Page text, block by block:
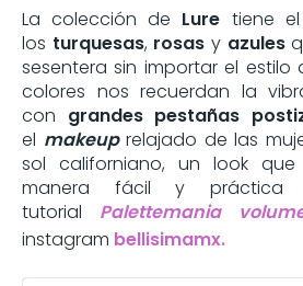
La colección de Lure tiene
los turquesas, rosas y azules
sesentera sin importar el estilo
colores nos recuerdan la
con grandes pestañas
el makeup relajado de las
sol californiano, un look
manera fácil y
tutorial
Palettemania
instagram bellisimamx.